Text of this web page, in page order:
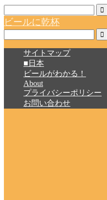
ビールに乾杯
サイトマップ
■日本
ビールがわかる！
About
プライバシーポリシー
お問い合わせ